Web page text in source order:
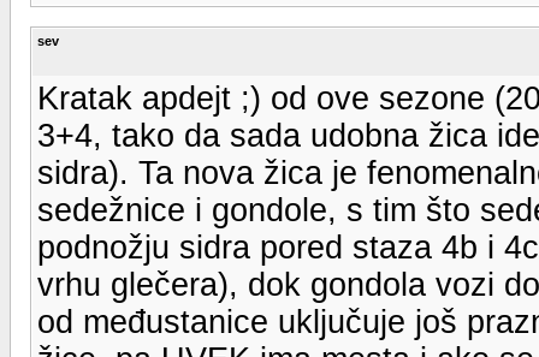
sev
Kratak apdejt ;) od ove sezone
3+4, tako da sada udobna žica
sidra). Ta nova žica je
sedežnice i gondole, s tim što
podnožju sidra pored staza 4b i
vrhu glečera), dok gondola vozi
od međustanice uključuje još